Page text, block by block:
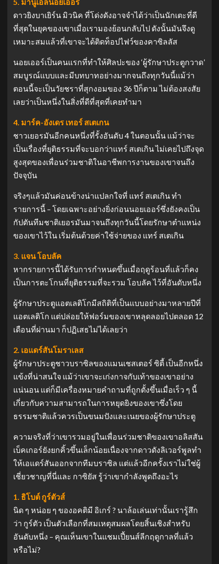
ดาวยิงบาเยิร์น มิวนิค ที่โด่งดังอาจจําได้ว่าเป็นนักเตะที่ดี
ที่สุดในยุคของเขาเมื่อเรามองย้อนกลับไป ดังนั้นมันจึงดู
เหมาะสมแล้วที่เขาจะได้ติดท็อปไฟว์ของคาซิลลัส
นอยเออร์เป็นคนแรกที่ทําให้ศิลปะของ ‘ผู้รักษาประตูกวาด’
สมบูรณ์แบบและมีบทบาทอย่างมากจนถึงทุกวันนี้แม้ว่า
ตอนนี้จะเป็นวัยชราที่สุกงอมของ 36 ปีก็ตาม ไม่ต้องสงสัย
เลยว่าเป็นหนึ่งในสิ่งที่ดีที่สุดที่เคยทํามา
4. มาร์ค-อังเดร เทอร์ สเตเกน
ชาวเยอรมันอีกคนหนึ่งที่รั้งอันดับ 4 ในตอนนั้น แม้ว่าจะ
เป็นเรื่องที่ยุติธรรมที่จะบอกว่าแทร์ สเตเกิน ไม่เคยไปถึงจุด
สูงสุดของเพื่อนร่วมชาติในอาชีพการงานของเขาจนถึง
ปัจจุบัน
จริงๆแล้วมันค่อนข้างน่าแปลกใจที่ แทร์ สเตเกิน ทํา
รายการนี้ – โดยเฉพาะอย่างยิ่งก่อนนอยเออร์ซึ่งยังคงเป็น
กัปตันทีมชาติเยอรมันมาจนถึงทุกวันนี้โดยรักษาตําแหน่ง
ของเขาไว้ใน เริ่มต้นด้วยค่าใช้จ่ายของ แทร์ สเตเกิน
3. แจน โอบลัค
หากรายการนี้ได้รับการกําหนดขึ้นเมื่อฤดูร้อนที่แล้วก็คง
เป็นการตะโกนที่ยุติธรรมที่จะรวม โอบลัค ไว้ที่อันดับหนึ่ง
ผู้รักษาประตูแอตเลติโกมีสถิติที่เป็นแบบอย่างมาหลายปีที่
แอตเลติโก แต่ปล่อยให้ฟอร์มของเขาหลุดลอยไปตลอด 12
เดือนที่ผ่านมา ก็ปฏิเสธไม่ได้เลยว่า
2. เอแดร์สันโมราเลส
ผู้รักษาประตูชาวบราซิลของแมนเชสเตอร์ ซิตี้ เป็นอีกหนึ่ง
แข้งที่น่าสนใจ แม้ว่าเขาจะเก่งกาจกับเท้าของเขาอย่าง
แน่นอน แต่ก็มีเครื่องหมายคําถามที่ถูกตั้งขึ้นเมื่อเร็ว ๆ นี้
เกี่ยวกับความสามารถในการหยุดยิงของเขาซึ่งโดย
ธรรมชาติแล้วควรเป็นขนมปังและเนยของผู้รักษาประตู
ความจริงที่ว่าเขารวมอยู่ในเพื่อนร่วมชาติของเขาอลิสสัน
เบ็คเกอร์ยังยกคิ้วขึ้นเล็กน้อยเนื่องจากดาวดังลิเวอร์พูลทํา
ให้เอแดร์สันออกจากทีมบราซิล แต่แล้วอีกครั้งเราไม่ใช่ผู้
เชี่ยวชาญที่นี่และ กาซิยัส รู้ว่าเขากําลังพูดถึงอะไร
1. ธิโบต์ กูร์ตัวส์
นิด ๆ หน่อย ๆ ของอคติมี อิเกร์ ? นาล้อเล่นเท่านั้นเรารู้สึก
ว่า กูร์ตัว เป็นตัวเลือกที่สมเหตุสมผลโดยสิ้นเชิงสําหรับ
อันดับหนึ่ง – คุณเห็นเขาในแชมเปี้ยนส์ลีกฤดูกาลที่แล้ว
หรือไม่?